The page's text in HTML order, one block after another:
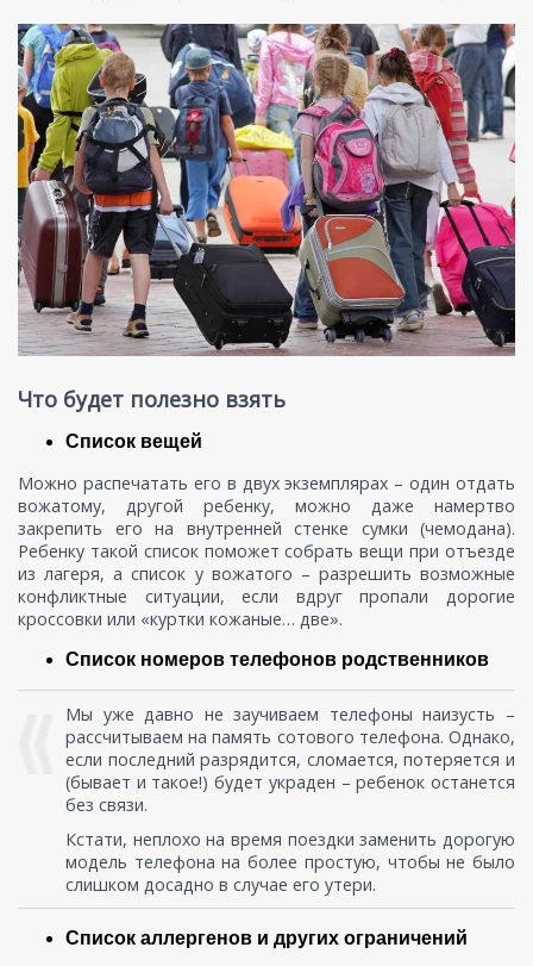
Что будет полезно взять
Список вещей
Можно распечатать его в двух экземплярах – один отдать
вожатому, другой ребенку, можно даже намертво
закрепить его на внутренней стенке сумки (чемодана).
Ребенку такой список поможет собрать вещи при отъезде
из лагеря, а список у вожатого – разрешить возможные
конфликтные ситуации, если вдруг пропали дорогие
кроссовки или «куртки кожаные… две».
Список номеров телефонов родственников
Мы уже давно не заучиваем телефоны наизусть –
рассчитываем на память сотового телефона. Однако,
если последний разрядится, сломается, потеряется и
(бывает и такое!) будет украден – ребенок останется
без связи.
Кстати, неплохо на время поездки заменить дорогую
модель телефона на более простую, чтобы не было
слишком досадно в случае его утери.
Список аллергенов и других ограничений